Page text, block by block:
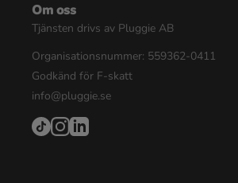
Om oss
Tjänsten drivs av Pluggie AB
Organisationsnummer: 559362-0411
Godkänd för F-skatt
info@pluggie.se